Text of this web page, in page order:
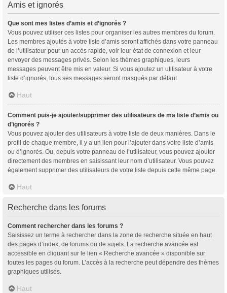
Amis et ignorés
Que sont mes listes d’amis et d’ignorés ?
Vous pouvez utiliser ces listes pour organiser les autres membres du forum.
Les membres ajoutés à votre liste d’amis seront affichés dans votre panneau
de l’utilisateur pour un accès rapide, voir leur état de connexion et leur
envoyer des messages privés. Selon les thèmes graphiques, leurs
messages peuvent être mis en valeur. Si vous ajoutez un utilisateur à votre
liste d’ignorés, tous ses messages seront masqués par défaut.
Haut
Comment puis-je ajouter/supprimer des utilisateurs de ma liste d’amis ou
d’ignorés ?
Vous pouvez ajouter des utilisateurs à votre liste de deux manières. Dans le
profil de chaque membre, il y a un lien pour l’ajouter dans votre liste d’amis
ou d’ignorés. Ou, depuis votre panneau de l’utilisateur, vous pouvez ajouter
directement des membres en saisissant leur nom d’utilisateur. Vous pouvez
également supprimer des utilisateurs de votre liste depuis cette même page.
Haut
Recherche dans les forums
Comment rechercher dans les forums ?
Saisissez un terme à rechercher dans la zone de recherche située en haut
des pages d’index, de forums ou de sujets. La recherche avancée est
accessible en cliquant sur le lien « Recherche avancée » disponible sur
toutes les pages du forum. L’accès à la recherche peut dépendre des thèmes
graphiques utilisés.
Haut